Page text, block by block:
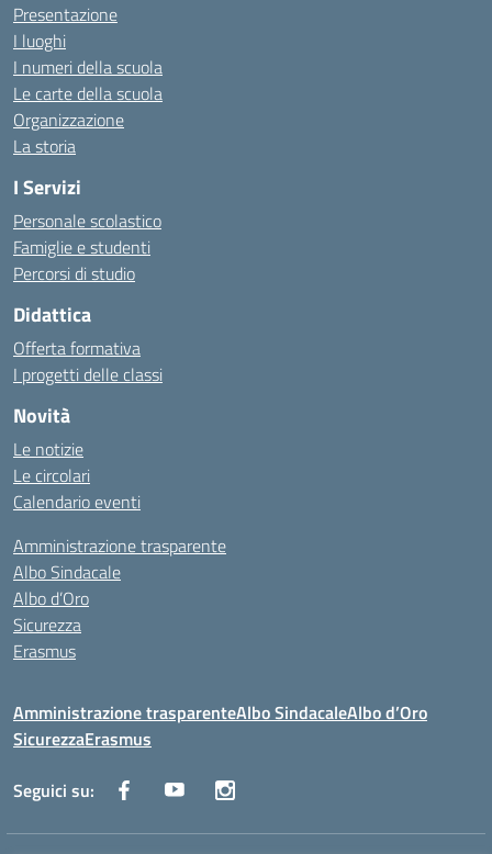
Presentazione
I luoghi
I numeri della scuola
Le carte della scuola
Organizzazione
La storia
I Servizi
Personale scolastico
Famiglie e studenti
Percorsi di studio
Didattica
Offerta formativa
I progetti delle classi
Novità
Le notizie
Le circolari
Calendario eventi
Amministrazione trasparente
Albo Sindacale
Albo d’Oro
Sicurezza
Erasmus
Amministrazione trasparenteAlbo SindacaleAlbo d’Oro
SicurezzaErasmus
Seguici su: